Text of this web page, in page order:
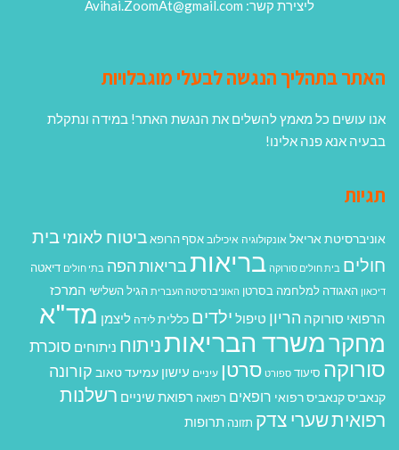
ליצירת קשר: Avihai.ZoomAt@gmail.com
האתר בתהליך הנגשה לבעלי מוגבלויות
אנו עושים כל מאמץ להשלים את הנגשת האתר! במידה ונתקלת
בבעיה אנא פנה אלינו!
תגיות
אוניברסיטת אריאל אונקולוגיה איכילוב אסף הרופא ביטוח לאומיבית
חולים בית חולים סורוקה בריאותבריאות הפה בתי חולים דיאטה
דיכאון האגודה למלחמה בסרטן האוניברסיטה העברית הגיל השלישי המרכז
הרפואי סורוקה הריון טיפול ילדים כללית לידה ליצמן מד"א
מחקרמשרד הבריאותניתוח ניתוחים סוכרת
סורוקה סיעוד ספורט סרטן עיניים עישון עמיעד טאוב קורונה
קנאביסקנאביס רפואי רופאים רפואה רפואת שיניים רשלנות
רפואיתשערי צדק תזונה תרופות